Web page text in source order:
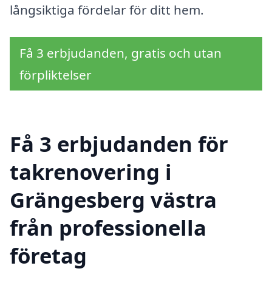
långsiktiga fördelar för ditt hem.
Få 3 erbjudanden, gratis och utan
förpliktelser
Få 3 erbjudanden för
takrenovering i
Grängesberg västra
från professionella
företag